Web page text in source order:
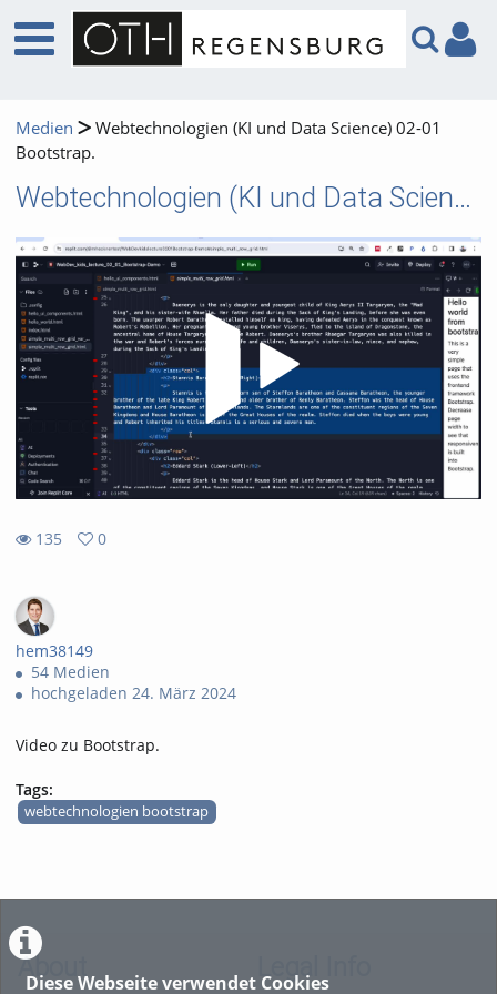
Diese Webseite verwendet Cookies
Medien
Webtechnologien (KI und Data Science) 02-01
Bootstrap.
Webtechnologien (KI und Data Science) 02-01 Bootstrap.
135
0
hem38149
54 Medien
hochgeladen 24. März 2024
Video zu Bootstrap.
Tags:
webtechnologien bootstrap
About Legal Info